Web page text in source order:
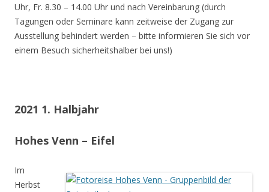
Uhr, Fr. 8.30 – 14.00 Uhr und nach Vereinbarung (durch
Tagungen oder Seminare kann zeitweise der Zugang zur
Ausstellung behindert werden – bitte informieren Sie sich vor
einem Besuch sicherheitshalber bei uns!)
2021 1. Halbjahr
Hohes Venn – Eifel
Im
Herbst